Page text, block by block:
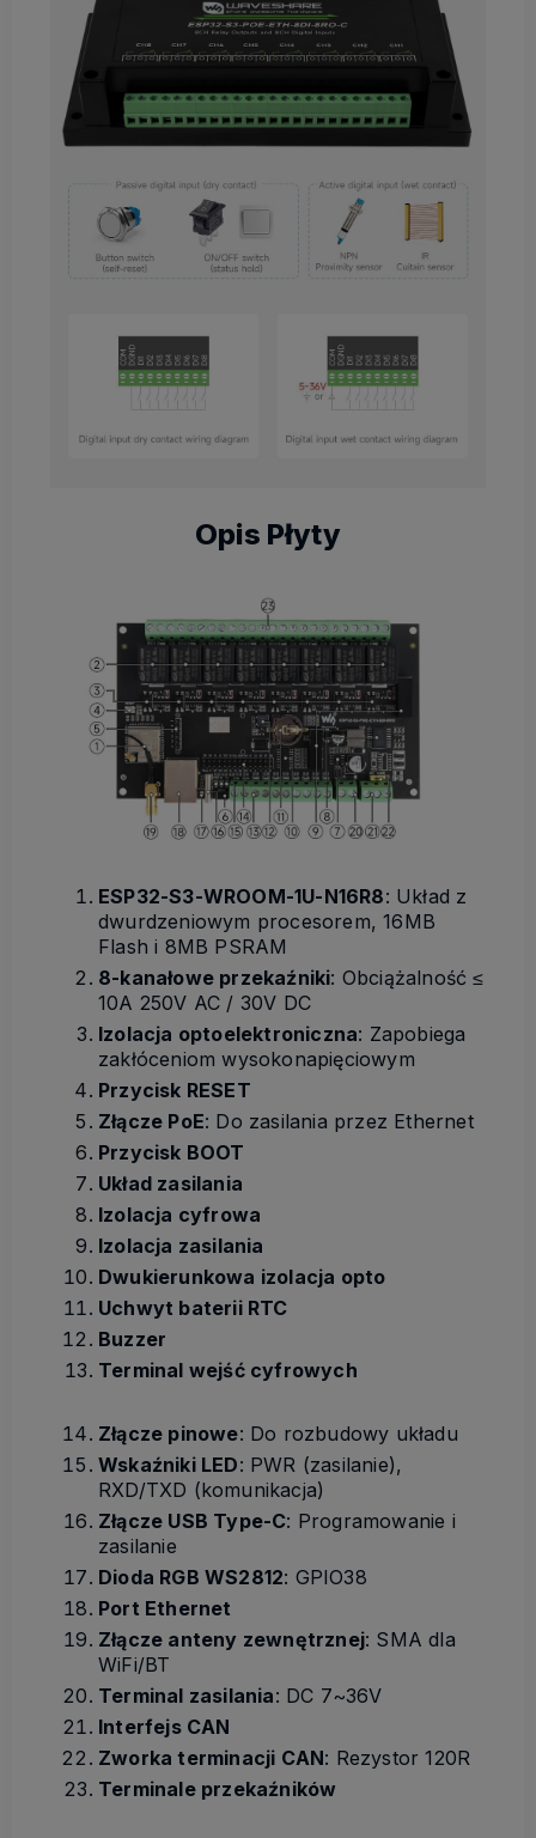
Opis Płyty
ESP32-S3-WROOM-1U-N16R8: Układ z
dwurdzeniowym procesorem, 16MB
Flash i 8MB PSRAM
8-kanałowe przekaźniki: Obciążalność ≤
10A 250V AC / 30V DC
Izolacja optoelektroniczna: Zapobiega
zakłóceniom wysokonapięciowym
Przycisk RESET
Złącze PoE: Do zasilania przez Ethernet
Przycisk BOOT
Układ zasilania
Izolacja cyfrowa
Izolacja zasilania
Dwukierunkowa izolacja opto
Uchwyt baterii RTC
Buzzer
Terminal wejść cyfrowych
Złącze pinowe: Do rozbudowy układu
Wskaźniki LED: PWR (zasilanie),
RXD/TXD (komunikacja)
Złącze USB Type-C: Programowanie i
zasilanie
Dioda RGB WS2812: GPIO38
Port Ethernet
Złącze anteny zewnętrznej: SMA dla
WiFi/BT
Terminal zasilania: DC 7~36V
Interfejs CAN
Zworka terminacji CAN: Rezystor 120R
Terminale przekaźników